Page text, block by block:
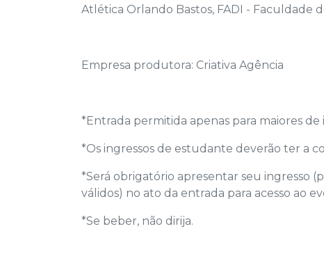
Atlética Orlando Bastos, FADI - Faculdade
Empresa produtora: Criativa Agência
*Entrada permitida apenas para maiores de
*Os ingressos de estudante deverão ter a
*Será obrigatório apresentar seu ingresso
válidos) no ato da entrada para acesso ao
*Se beber, não dirija.